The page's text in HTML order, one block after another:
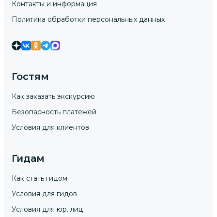
Контакты и информация
Политика обработки персональных данных
Гостям
Как заказать экскурсию
Безопасность платежей
Условия для клиентов
Гидам
Как стать гидом
Условия для гидов
Условия для юр. лиц